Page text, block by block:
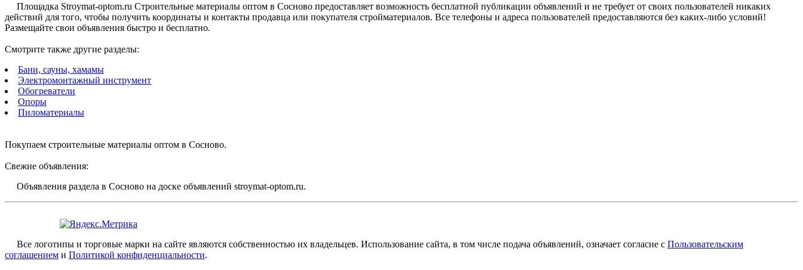
Площадка Stroymat-optom.ru Строительные материалы оптом в Сосново предоставляет возможность бесплатной публикации объявлений и не требует от своих пользователей никаких
действий для того, чтобы получить координаты и контакты продавца или покупателя стройматериалов. Все телефоны и адреса пользователей предоставляются без каких-либо условий!
Размещайте свои объявления быстро и бесплатно.
Смотрите также другие разделы:
Бани, сауны, хамамы
Электромонтажный инструмент
Обогреватели
Опоры
Пиломатериалы
Покупаем строительные материалы оптом в Сосново.
Свежие объявления:
Объявления раздела в Сосново на доске объявлений stroymat-optom.ru.
Все логотипы и торговые марки на сайте являются собственностью их владельцев. Использование сайта, в том числе подача объявлений, означает согласие с Пользовательским
соглашением и Политикой конфиденциальности.